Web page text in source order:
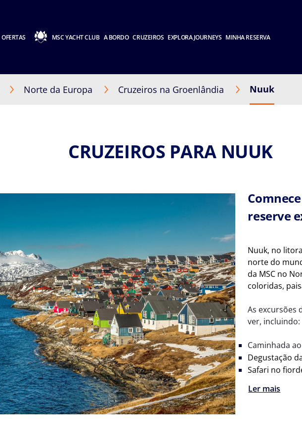
OFERTAS MSC YACHT CLUB A BORDO CRUZEIROS EXPLORA JOURNEYS MINHA RESERVA
Norte da Europa Cruzeiros na Groenlândia Nuuk
CRUZEIROS PARA NUUK
reserve
Nuuk, no
norte do
da MSC no
coloridas,
As excursões
ver, incluindo:
Caminhada
Degustação
Safari no
Ler mais